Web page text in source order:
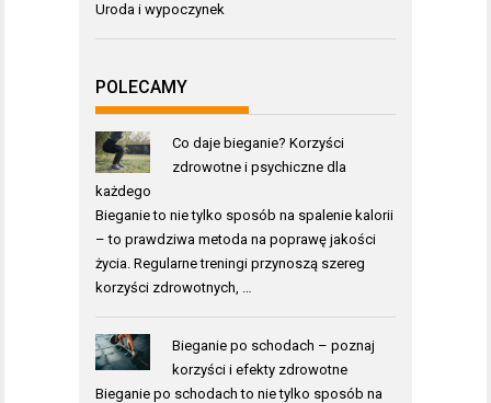
Uroda i wypoczynek
POLECAMY
Co daje bieganie? Korzyści
zdrowotne i psychiczne dla
każdego
Bieganie to nie tylko sposób na spalenie kalorii
– to prawdziwa metoda na poprawę jakości
życia. Regularne treningi przynoszą szereg
korzyści zdrowotnych, …
Bieganie po schodach – poznaj
korzyści i efekty zdrowotne
Bieganie po schodach to nie tylko sposób na